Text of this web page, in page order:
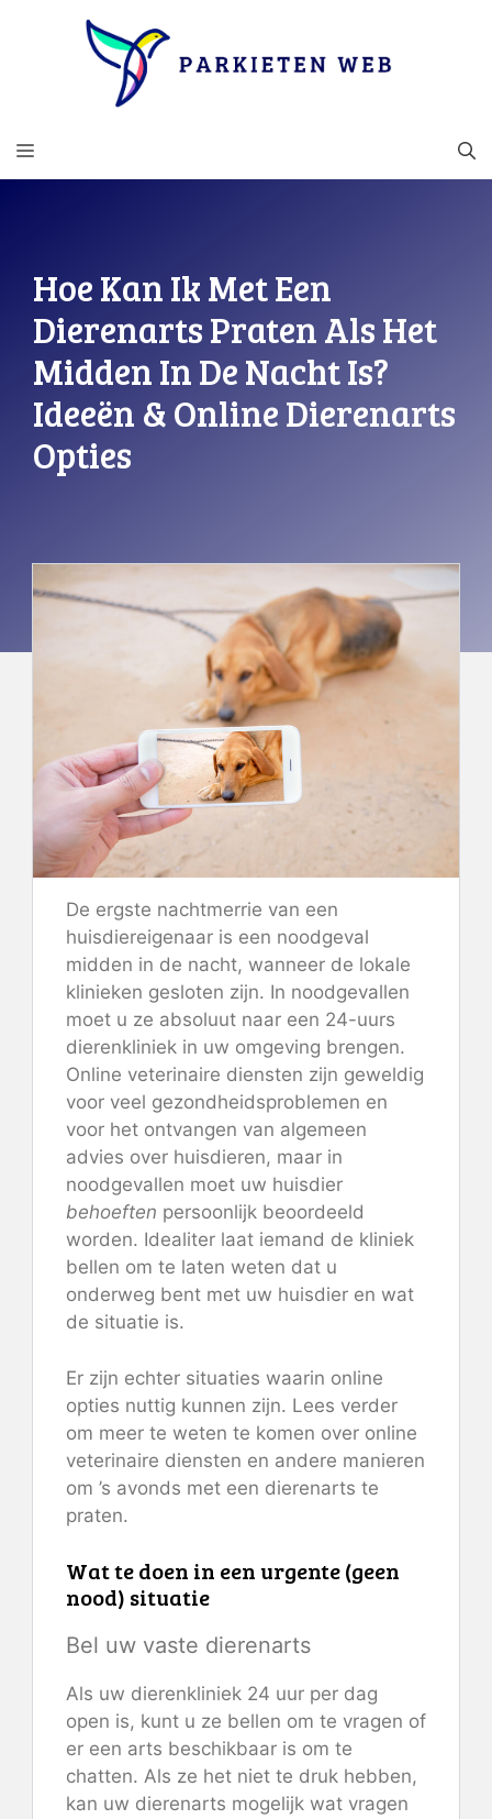
MENU
Hoe Kan Ik Met Een
Dierenarts Praten Als Het
Midden In De Nacht Is?
Ideeën & Online Dierenarts
Opties
De ergste nachtmerrie van een
huisdiereigenaar is een noodgeval
midden in de nacht, wanneer de lokale
klinieken gesloten zijn. In noodgevallen
moet u ze absoluut naar een 24-uurs
dierenkliniek in uw omgeving brengen.
Online veterinaire diensten zijn geweldig
voor veel gezondheidsproblemen en
voor het ontvangen van algemeen
advies over huisdieren, maar in
noodgevallen moet uw huisdier
behoeften persoonlijk beoordeeld
worden. Idealiter laat iemand de kliniek
bellen om te laten weten dat u
onderweg bent met uw huisdier en wat
de situatie is.
Er zijn echter situaties waarin online
opties nuttig kunnen zijn. Lees verder
om meer te weten te komen over online
veterinaire diensten en andere manieren
om ’s avonds met een dierenarts te
praten.
Wat te doen in een urgente (geen
nood) situatie
Bel uw vaste dierenarts
Als uw dierenkliniek 24 uur per dag
open is, kunt u ze bellen om te vragen of
er een arts beschikbaar is om te
chatten. Als ze het niet te druk hebben,
kan uw dierenarts mogelijk wat vragen